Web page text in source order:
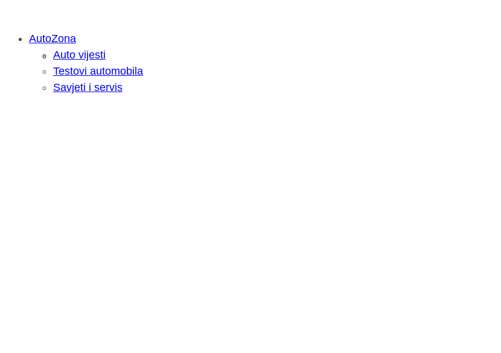
Savjetujemo: Što učiniti kada vaš iPad treba servis? Alpha servis nudi rješenja
AutoZona
Auto vijesti
Testovi automobila
Savjeti i servis